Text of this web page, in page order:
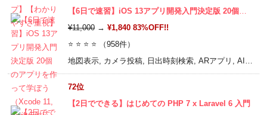
【6日で速習】iOS 13アプリ開発入門決定版 20個のアプリを作って学ぼう（Xcode 11, Swift 5対応中）
¥11,000→ ¥1,840 83%OFF!!
⭐ ⭐ ⭐ ⭐ （958件）
地図表示, カメラ投稿, 日出時刻検索, ARアプリ, AIアプリなど実用アプリを20個以上作って学びます。CoreNFCなど
72位
【2日でできる】はじめての PHP 7 x Laravel 6 入門